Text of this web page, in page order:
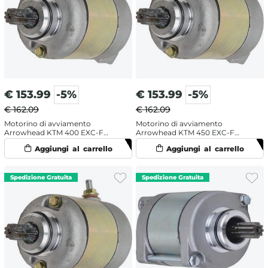
€ 153.99 -5%
€ 162.09
Motorino di avviamento
Arrowhead KTM 400 EXC-F
(2000-2007)
€ 153.99 -5%
€ 162.09
Motorino di avviamento
Arrowhead KTM 450 EXC-F
(2003-2011)